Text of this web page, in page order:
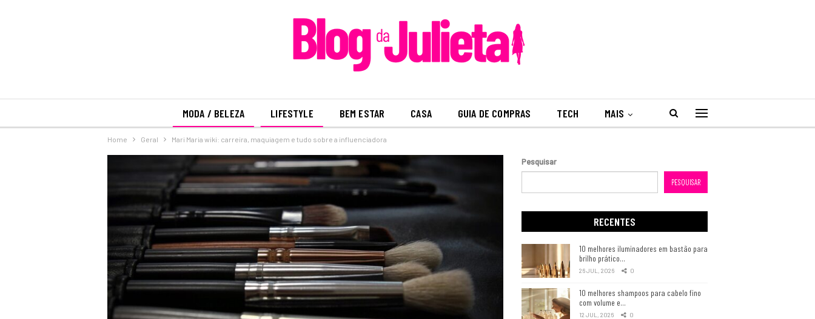
MODA / BELEZA LIFESTYLE BEM ESTAR CASA GUIA DE COMPRAS TECH MAIS
Home Geral Mari Maria wiki: carreira, maquiagem e tudo sobre a influenciadora
Pesquisar
PESQUISAR
RECENTES
10 melhores iluminadores em bastão para
brilho prático…
26 JUL, 2026 0
10 melhores shampoos para cabelo fino
com volume e…
12 JUL, 2026 0